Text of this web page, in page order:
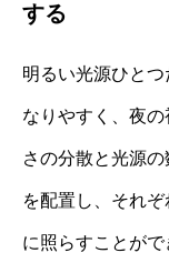
する
明るい光源ひと
なりやすく、夜
さの分散と光源
を配置し、それ
に照らすことが